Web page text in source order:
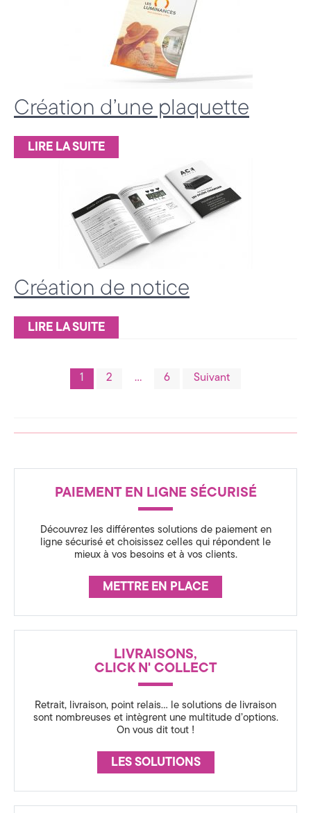
Création d’une plaquette
LIRE LA SUITE
Création de notice
LIRE LA SUITE
Pagination
publications
1 2 … 6 Suivant
s
c
PAIEMENT EN LIGNE SÉCURISÉ
Découvrez les différentes solutions de paiement en
ligne sécurisé et choisissez celles qui répondent le
mieux à vos besoins et à vos clients.
METTRE EN PLACE
LIVRAISONS,
CLICK N' COLLECT
Retrait, livraison, point relais… le solutions de livraison
sont nombreuses et intègrent une multitude d’options.
On vous dit tout !
LES SOLUTIONS